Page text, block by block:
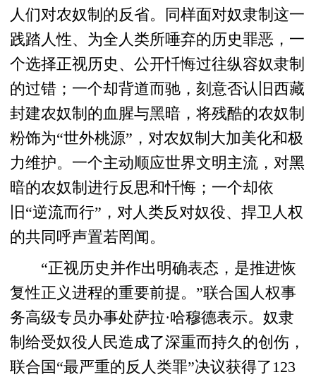
人们对农奴制的反省。同样面对奴隶制这一
践踏人性、为全人类所唾弃的历史罪恶，一
个选择正视历史、公开忏悔过往纵容奴隶制
的过错；一个却背道而驰，刻意否认旧西藏
封建农奴制的血腥与黑暗，将残酷的农奴制
粉饰为“世外桃源”，对农奴制大加美化和极
力维护。一个主动顺应世界文明主流，对黑
暗的农奴制进行反思和忏悔；一个却依
旧“逆流而行”，对人类反对奴役、捍卫人权
的共同呼声置若罔闻。
“正视历史并作出明确表态，是推进恢
复性正义进程的重要前提。”联合国人权事
务高级专员办事处萨拉·哈穆德表示。奴隶
制给受奴役人民造成了深重而持久的创伤，
联合国“最严重的反人类罪”决议获得了123